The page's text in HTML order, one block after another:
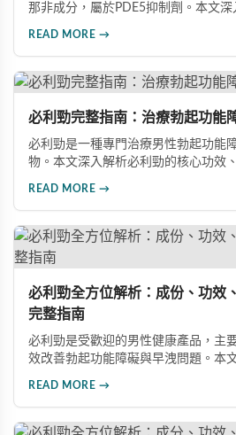
那非成分，屬於PDE5抑制劑。本文
事項。
READ MORE →
必利勁完整指南：治療勃起功能
必利勁是一種專門治療男性勃起功能
物。本文深入解析必利勁的核心功效
READ MORE →
必利勁全方位解析：成份、功效
完整指南
必利勁是受歡迎的男性健康產品，主
效改善勃起功能障礙與早洩問題。本
READ MORE →